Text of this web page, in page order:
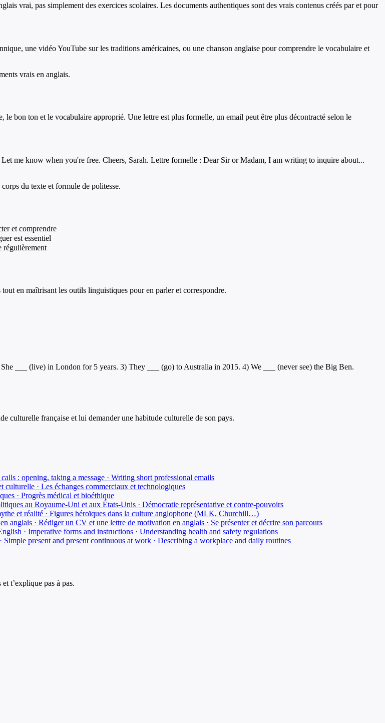
vrai, pas simplement des exercices scolaires. Les documents authentiques sont des vrais contenus créés par et pour
une vidéo YouTube sur les traditions américaines, ou une chanson anglaise pour comprendre le vocabulaire et
vrais en anglais.
bon ton et le vocabulaire approprié. Une lettre est plus formelle, un email peut être plus décontracté selon le
me know when you're free. Cheers, Sarah. Lettre formelle : Dear Sir or Madam, I am writing to inquire about...
du texte et formule de politesse.
et comprendre
est essentiel
régulièrement
en maîtrisant les outils linguistiques pour en parler et correspondre.
___ (live) in London for 5 years. 3) They ___ (go) to Australia in 2015. 4) We ___ (never see) the Big Ben.
culturelle française et lui demander une habitude culturelle de son pays.
: opening, taking a message · Writing short professional emails
· Les échanges commerciaux et technologiques
· Progrès médical et bioéthique
au Royaume-Uni et aux États-Unis · Démocratie représentative et contre-pouvoirs
et réalité · Figures héroïques dans la culture anglophone (MLK, Churchill…)
anglais · Rédiger un CV et une lettre de motivation en anglais · Se présenter et décrire son parcours
· Imperative forms and instructions · Understanding health and safety regulations
present and present continuous at work · Describing a workplace and daily routines
t’explique pas à pas.